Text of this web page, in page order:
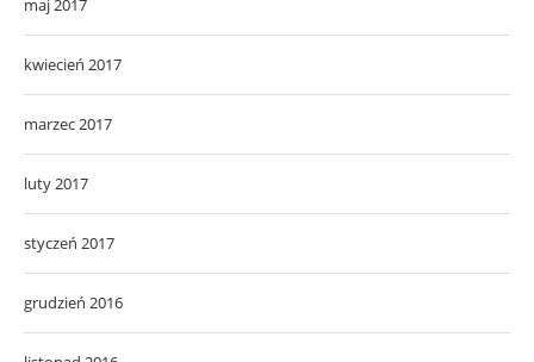
maj 2017
kwiecień 2017
marzec 2017
luty 2017
styczeń 2017
grudzień 2016